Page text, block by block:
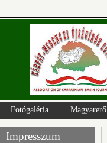
Fotógaléria Magyarerő
Impresszum